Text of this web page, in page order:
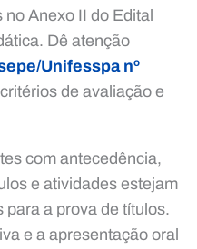
Anexo II do Edital
Dê atenção
Unifesspa nº
de avaliação e
com antecedência,
e atividades estejam
a prova de títulos.
e a apresentação oral